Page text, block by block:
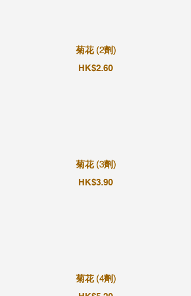
菊花 (2劑)
HK$2.60
菊花 (3劑)
HK$3.90
菊花 (4劑)